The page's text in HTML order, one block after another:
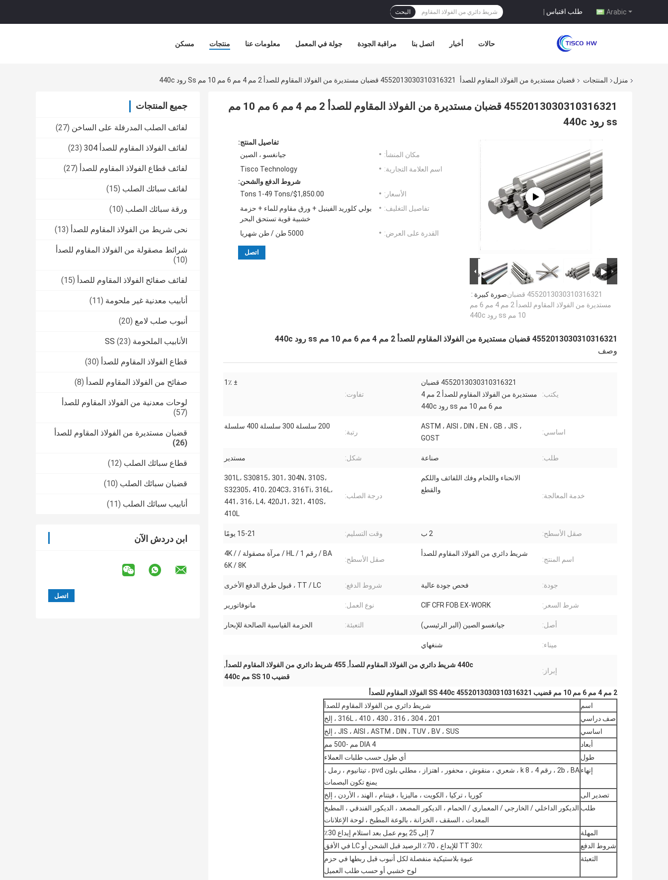
Arabic طلب اقتباس | البحث
مسكن منتجات معلومات عنا جولة في المعمل مراقبة الجودة اتصل بنا أخبار حالات
منزل المنتجات قضبان مستديرة من الفولاذ المقاوم للصدأ 4552013030310316321 قضبان مستديرة من الفولاذ المقاوم للصدأ 2 مم 4 مم 6 مم 10 مم Ss رود 440c
جميع المنتجات
لفائف الصلب المدرفلة على الساخن (27)
لفائف الفولاذ المقاوم للصدأ 304 (23)
لفائف قطاع الفولاذ المقاوم للصدأ (27)
لفائف سبائك الصلب (15)
ورقة سبائك الصلب (10)
نحى شريط من الفولاذ المقاوم للصدأ (13)
شرائط مصقولة من الفولاذ المقاوم للصدأ
(10)
لفائف صفائح الفولاذ المقاوم للصدأ (15)
أنابيب معدنية غير ملحومة (11)
أنبوب صلب لامع (20)
الأنابيب الملحومة SS (23)
قطاع الفولاذ المقاوم للصدأ (30)
صفائح من الفولاذ المقاوم للصدأ (8)
لوحات معدنية من الفولاذ المقاوم للصدأ
(57)
قضبان مستديرة من الفولاذ المقاوم للصدأ
(26)
قطاع سبائك الصلب (12)
قضبان سبائك الصلب (10)
أنابيب سبائك الصلب (11)
ابن دردش الآن
4552013030310316321 قضبان مستديرة من الفولاذ المقاوم للصدأ 2 مم 4 مم 6 مم 10 مم
ss رود 440c
صورة كبيرة :4552013030310316321 قضبان
مستديرة من الفولاذ المقاوم للصدأ 2 مم 4 مم 6 مم
10 مم ss رود 440c
تفاصيل المنتج:
مكان المنشأ:
جيانغسو ، الصين
اسم العلامة التجارية:
Tisco Technology
شروط الدفع والشحن:
الأسعار:
$1,850.00/Tons 1-49 Tons
تفاصيل التغليف:
بولي كلوريد الفينيل + ورق مقاوم للماء + حزمة
خشبية قوية تستحق البحر
القدرة على العرض:
5000 طن / طن شهريا
اتصل
4552013030310316321 قضبان مستديرة من الفولاذ المقاوم للصدأ 2 مم 4 مم 6 مم 10 مم ss رود 440c
وصف
يكتب:
4552013030310316321 قضبان
مستديرة من الفولاذ المقاوم للصدأ 2 مم 4
مم 6 مم 10 مم ss رود 440c
تفاوت:
± 1٪
اساسي:
ASTM ، AISI ، DIN ، EN ، GB ، JIS ،
GOST
رتبة:
200 سلسلة 300 سلسلة 400 سلسلة
طلب: صناعة شكل: مستدير
خدمة المعالجة:
الانحناء واللحام وفك اللفائف واللكم
والقطع
درجة الصلب:
301L، S30815، 301، 304N، 310S،
S32305، 410، 204C3، 316Ti، 316L،
441، 316، L4، 420J1، 321، 410S،
410L
صقل الأسطح: 2 ب وقت التسليم: 15-21 يومًا
اسم المنتج:
شريط دائري من الفولاذ المقاوم للصدأ
صقل الأسطح:
BA / رقم 1 / HL / مرآة مصقولة / 4K /
6K / 8K
جودة: فحص جودة عالية شروط الدفع: TT / LC ، قبول طرق الدفع الأخرى
شرط السعر: CIF CFR FOB EX-WORK نوع العمل: مانوفاتورير
أصل: جيانغسو الصين (البر الرئيسي) التعبئة: الحزمة القياسية الصالحة للإبحار
ميناء: شنغهاي
إبراز:
440c شريط دائري من الفولاذ المقاوم للصدأ , 455 شريط دائري من الفولاذ المقاوم للصدأ
,
قضيب SS 10 مم 440c
2 مم 4 مم 6 مم 10 مم قضيب SS 440c 4552013030310316321 الفولاذ المقاوم للصدأ
اسم
شريط دائري من الفولاذ المقاوم للصدأ
صف دراسي
201 ، 304 ، 316 ، 316L ، 410 ، 430 ، إلخ
اساسي
JIS ، AISI ، ASTM ، DIN ، TUV ، BV ، SUS ، إلخ
أبعاد
DIA 4 مم -500 مم
طول
أي طول حسب طلبات العملاء
إنهاء2b ، BA ، رقم 4 ، 8 k ، شعري ، منقوش ، محفور ، اهتزاز ، مطلي بلون pvd ، تيتانيوم ، رمل ،
يمنع تكون البصمات
تصدير الى
كوريا ، تركيا ، الكويت ، ماليزيا ، فيتنام ، الهند ، الأردن ، إلخ
طلب الديكور الداخلي / الخارجي / المعماري / الحمام ، الديكور المصعد ، الديكور الفندقي ، المطبخ
المعدات ، السقف ، الخزانة ، بالوعة المطبخ ، لوحة الإعلانات
المهلة
7 إلى 25 يوم عمل بعد استلام إيداع 30٪
شروط الدفع
30٪ TT للإيداع ، 70٪ الرصيد قبل الشحن أو LC في الأفق
التعبئة
عبوة بلاستيكية منفصلة لكل أنبوب قبل ربطها في حزم
لوح خشبي أو حسب طلب العميل